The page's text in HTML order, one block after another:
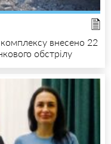
внесено 22
обстрілу